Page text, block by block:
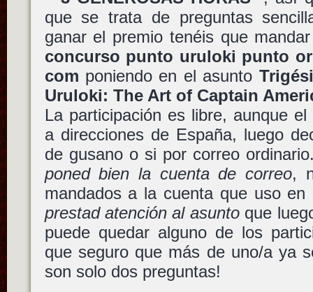
que se trata de preguntas
ganar el premio tenéis que
concurso punto uruloki punto
com poniendo en el asunto
Uruloki: The Art of Captain
La participación es libre, aunque
a direcciones de España, luego
de gusano o si por correo
poned bien la cuenta de correo,
mandados a la cuenta que uso
prestad atención al asuntoque
puede quedar alguno de los
que seguro que más de uno/a ya
son solo dos preguntas!